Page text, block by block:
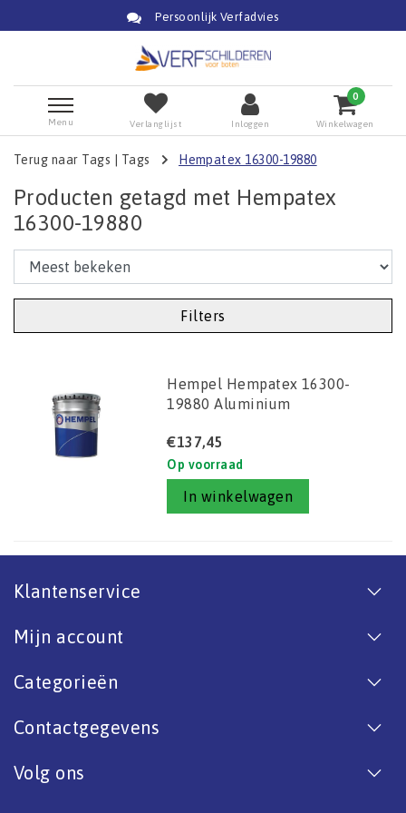
Persoonlijk Verfadvies
Menu Verlanglijst Inloggen
0
Winkelwagen
Terug naar Tags Tags Hempatex 16300-19880
Producten getagd met Hempatex
16300-19880
Filters
Hempel Hempatex 16300-
19880 Aluminium
€137,45
Op voorraad
In winkelwagen
Klantenservice
Mijn account
Categorieën
Contactgegevens
Volg ons